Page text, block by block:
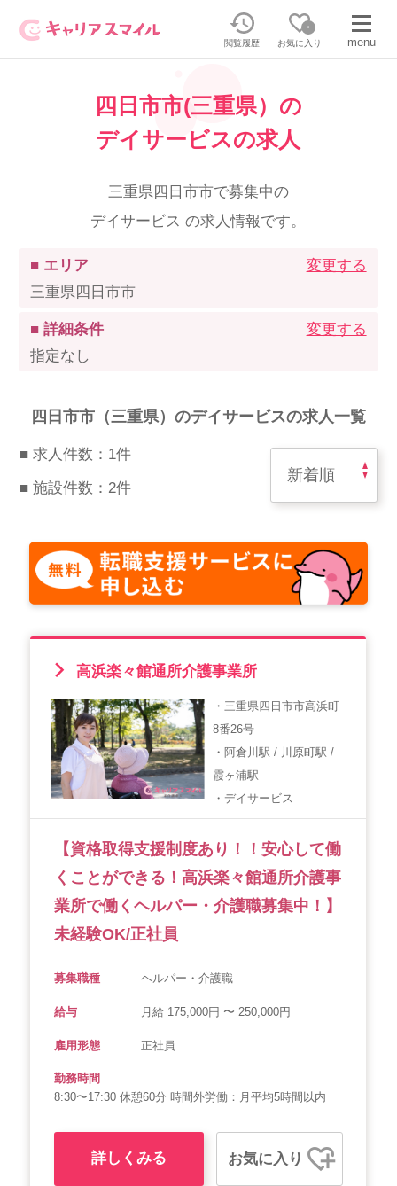
閲覧履歴
0
お気に入り menu
無料相談・お問い合わせはこちら
無料転職相談・お問い合わせの内容を
正社員／パートで働く
派遣で働く
介護の資格取得について
その他のお問い合わせ
採用担当者様はこちら
派遣求人を探す
介護のリスキリング
スマイルカのsmileコラム
介護・看護のお仕事について
利用者の声
WEB勤怠
支店連絡先一覧
会社概要 個人情報保護方針 利用規約
四日市市(三重県）の
デイサービスの求人
三重県四日市市で募集中の
デイサービス の求人情報です。
■ エリア
三重県四日市市
変更する
■ 詳細条件
指定なし
変更する
四日市市（三重県）のデイサービスの求人一覧
■ 求人件数：1件
■ 施設件数：2件
高浜楽々館通所介護事業所
・三重県四日市市高浜町
8番26号
・阿倉川駅 / 川原町駅 /
霞ヶ浦駅
・デイサービス
【資格取得支援制度あり！！安心して働
くことができる！高浜楽々館通所介護事
業所で働くヘルパー・介護職募集中！】
未経験OK/正社員
募集職種 ヘルパー・介護職
給与 月給 175,000円 〜 250,000円
雇用形態 正社員
勤務時間
8:30〜17:30 休憩60分 時間外労働：月平均5時間以内
詳しくみる お気に入り